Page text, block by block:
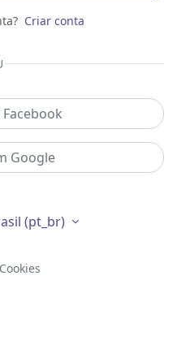
Criar conta
Google
‎(pt_br)‎